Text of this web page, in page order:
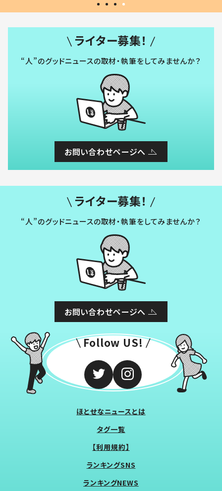
ライター募集！
“人”のグッドニュースの取材・執筆をしてみませんか？
お問い合わせページへ
ライター募集！
“人”のグッドニュースの取材・執筆をしてみませんか？
お問い合わせページへ
Follow US!
ほとせなニュースとは
タグ一覧
【利用規約】
ランキングSNS
ランキングNEWS